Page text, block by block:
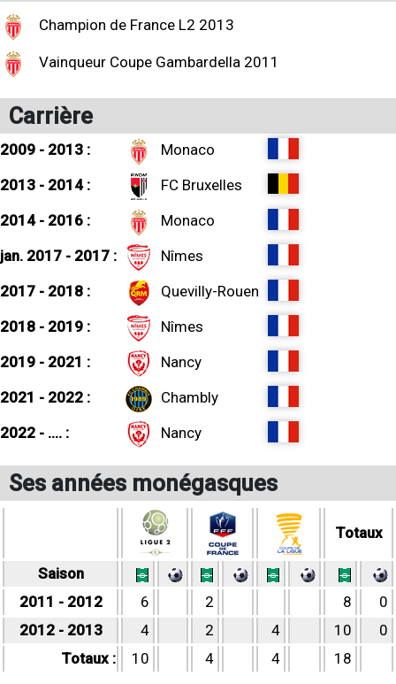
Champion de France L2 2013
Vainqueur Coupe Gambardella 2011
Carrière
2009 - 2013 :
Monaco
2013 - 2014 :
FC Bruxelles
2014 - 2016 :
Monaco
jan. 2017 - 2017 :
Nîmes
2017 - 2018 :
Quevilly-Rouen
2018 - 2019 :
Nîmes
2019 - 2021 :
Nancy
2021 - 2022 :
Chambly
2022 - .... :
Nancy
Ses années monégasques
Totaux
Saison
2011 - 2012
6 2 8
0
2012 - 2013
4 2 4 10
0
Totaux :
10 4 4 18